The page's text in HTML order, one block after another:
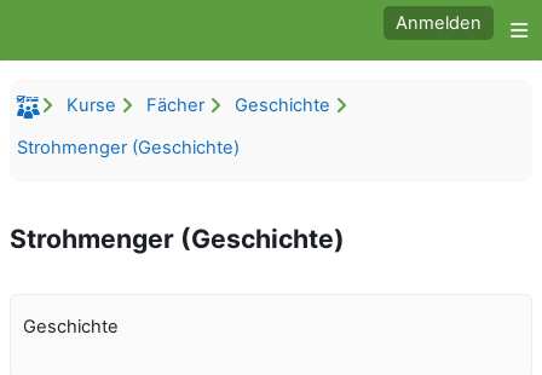
Anmelden
Kurse Fächer
Geschichte
Strohmenger (Geschichte)
Strohmenger (Geschichte)
Geschichte